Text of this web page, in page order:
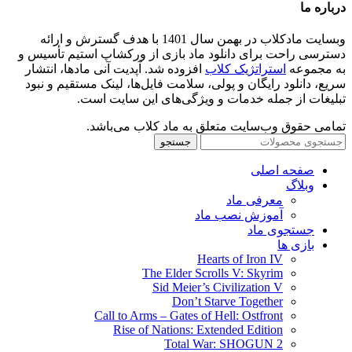
درباره ما
وبسایت مادکلاب در بهمن سال 1401 با هدف گسترش و ارائه
دسترسی راحت برای دانلود ماد بازی از ورکشاپ استیم تأسیس و
به مجموعه استراتژیک کلاب افزوده شد. آپدیت آنی مادها، انتشار
سریع، دانلود رایگان و پولی، سلامت فایل‌ها، لینک مستقیم و نبود
تبلیغات از جمله خدمات و ویژگی‌های این سایت است.
تمامی حقوق وب‌سایت متعلق به ماد کلاب می‌باشد.
جستجو
صفحه اصلی
وبلاگ
معرفی ماد
آموزش نصب ماد
جستجوی ماد
بازی ها
Hearts of Iron IV
The Elder Scrolls V: Skyrim
Sid Meier’s Civilization V
Don’t Starve Together
Call to Arms – Gates of Hell: Ostfront
Rise of Nations: Extended Edition
Total War: SHOGUN 2